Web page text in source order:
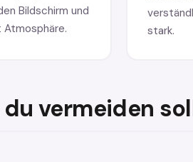
Bildschirm und
stark.
vermeiden